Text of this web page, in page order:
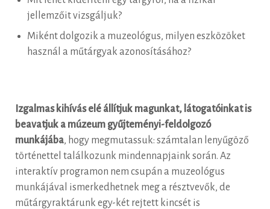
jellemzőit vizsgáljuk?
Miként dolgozik a muzeológus, milyen eszközöket
használ a műtárgyak azonosításához?
Izgalmas kihívás elé állítjuk magunkat, látogatóinkat is
beavatjuk a múzeum gyűjteményi-feldolgozó
munkájába, hogy megmutassuk: számtalan lenyűgöző
történettel találkozunk mindennapjaink során. Az
interaktív programon nem csupán a muzeológus
munkájával ismerkedhetnek meg a résztvevők, de
műtárgyraktárunk egy-két rejtett kincsét is